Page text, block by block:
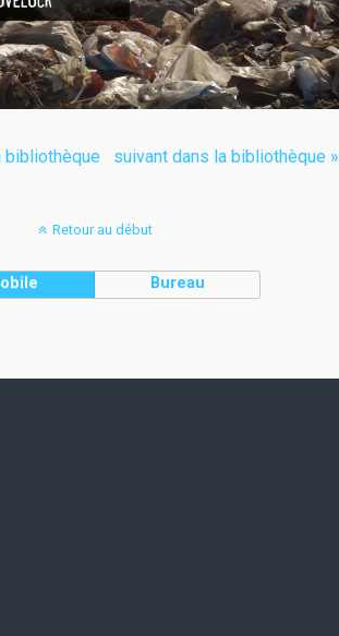
bibliothèque suivant dans la bibliothèque »
Retour au début
Bureau